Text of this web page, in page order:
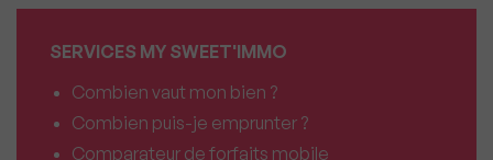
SERVICES MY SWEET'IMMO
Combien vaut mon bien ?
Combien puis-je emprunter ?
Comparateur de forfaits mobile